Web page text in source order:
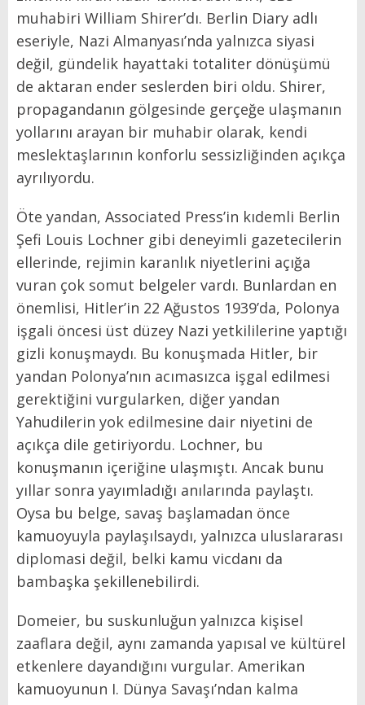
muhabiri William Shirer’dı. Berlin Diary adlı
eseriyle, Nazi Almanyası’nda yalnızca siyasi
değil, gündelik hayattaki totaliter dönüşümü
de aktaran ender seslerden biri oldu. Shirer,
propagandanın gölgesinde gerçeğe ulaşmanın
yollarını arayan bir muhabir olarak, kendi
meslektaşlarının konforlu sessizliğinden açıkça
ayrılıyordu.
Öte yandan, Associated Press’in kıdemli Berlin
Şefi Louis Lochner gibi deneyimli gazetecilerin
ellerinde, rejimin karanlık niyetlerini açığa
vuran çok somut belgeler vardı. Bunlardan en
önemlisi, Hitler’in 22 Ağustos 1939’da, Polonya
işgali öncesi üst düzey Nazi yetkililerine yaptığı
gizli konuşmaydı. Bu konuşmada Hitler, bir
yandan Polonya’nın acımasızca işgal edilmesi
gerektiğini vurgularken, diğer yandan
Yahudilerin yok edilmesine dair niyetini de
açıkça dile getiriyordu. Lochner, bu
konuşmanın içeriğine ulaşmıştı. Ancak bunu
yıllar sonra yayımladığı anılarında paylaştı.
Oysa bu belge, savaş başlamadan önce
kamuoyuyla paylaşılsaydı, yalnızca uluslararası
diplomasi değil, belki kamu vicdanı da
bambaşka şekillenebilirdi.
Domeier, bu suskunluğun yalnızca kişisel
zaaflara değil, aynı zamanda yapısal ve kültürel
etkenlere dayandığını vurgular. Amerikan
kamuoyunun I. Dünya Savaşı’ndan kalma